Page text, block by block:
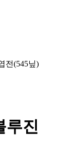
전(545닢)
루진